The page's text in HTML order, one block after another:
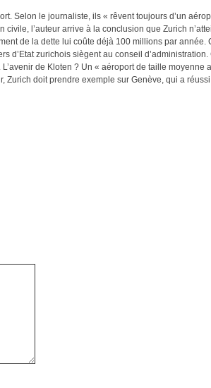
Selon le journaliste, ils « rêvent toujours d’un
l’auteur arrive à la conclusion que Zurich
de la dette lui coûte déjà 100 millions par
d’Etat zurichois siègent au conseil
de Kloten ? Un « aéroport de taille
Zurich doit prendre exemple sur Genève, qui a